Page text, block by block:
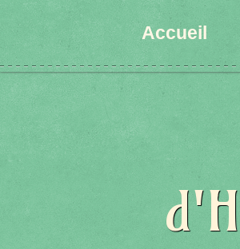
Accueil